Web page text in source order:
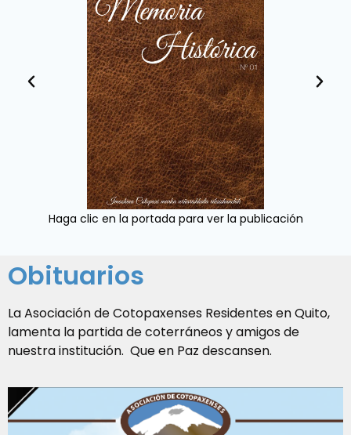
Haga clic en la portada para ver la publicación
Obituarios
La Asociación de Cotopaxenses Residentes en Quito,
lamenta la partida de coterráneos y amigos de
nuestra institución. Que en Paz descansen.